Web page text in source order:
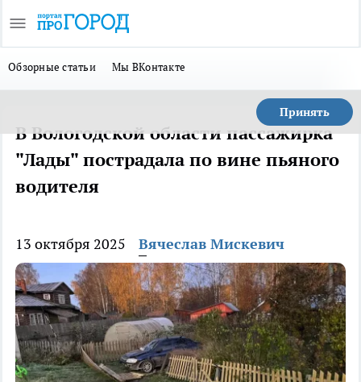
Обзорные статьи Мы ВКонтакте
Принять
В Вологодской области пассажирка
"Лады" пострадала по вине пьяного
водителя
13 октября 2025 Вячеслав Мискевич